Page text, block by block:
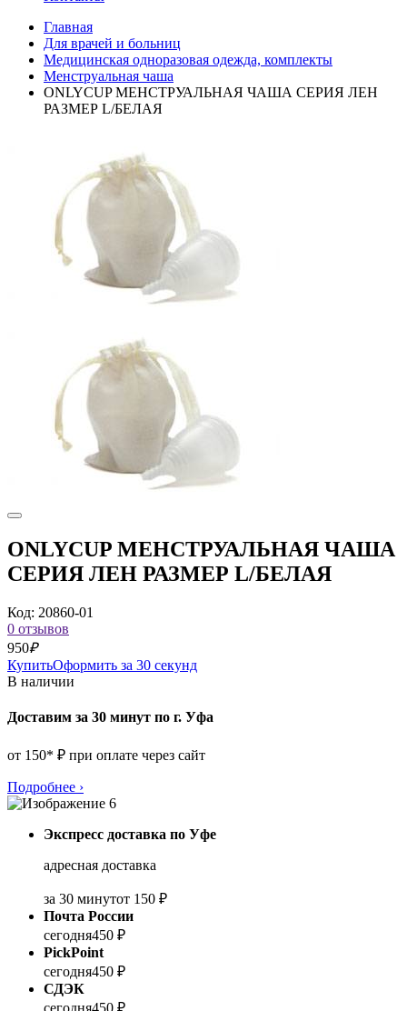
Главная
Для врачей и больниц
Медицинская одноразовая одежда, комплекты
Менструальная чаша
ONLYCUP МЕНСТРУАЛЬНАЯ ЧАША СЕРИЯ ЛЕН
РАЗМЕР L/БЕЛАЯ
ONLYCUP МЕНСТРУАЛЬНАЯ ЧАША
СЕРИЯ ЛЕН РАЗМЕР L/БЕЛАЯ
Код: 20860-01
0 отзывов
950₽
КупитьОформить за 30 секунд
В наличии
Доставим за 30 минут по г. Уфа
от 150* ₽ при оплате через сайт
Подробнее ›
Экспресс доставка по Уфе
адресная доставка
за 30 минутот 150 ₽
Почта России
сегодня450 ₽
PickPoint
сегодня450 ₽
СДЭК